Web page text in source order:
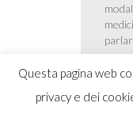
Questa pagina web
privacy e dei